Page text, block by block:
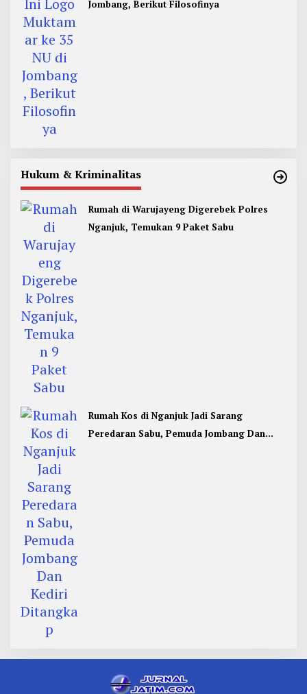
Jombang, Berikut Filosofinya
Hukum & Kriminalitas
Rumah di Warujayeng Digerebek Polres
Nganjuk, Temukan 9 Paket Sabu
Rumah Kos di Nganjuk Jadi Sarang
Peredaran Sabu, Pemuda Jombang Dan